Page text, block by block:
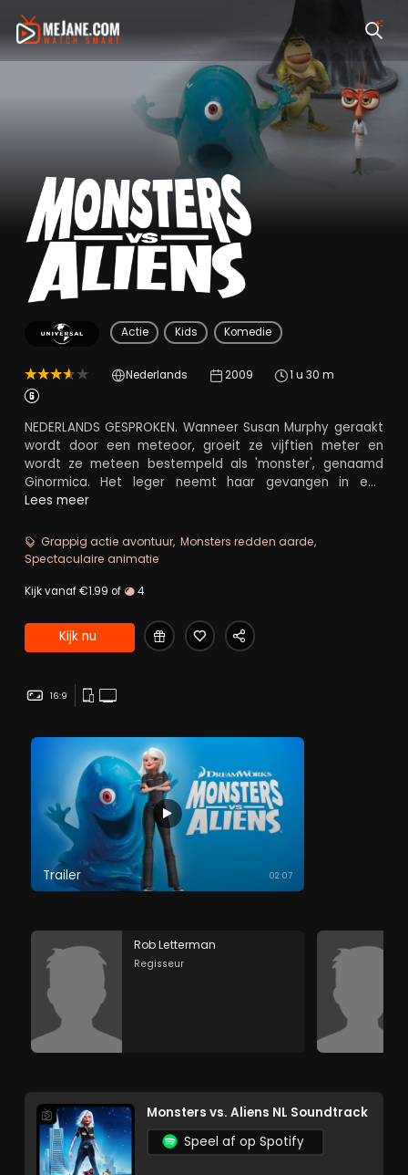
Monsters vs. Aliens
Actie Kids Komedie
Nederlands 2009 1 u 30 m
NEDERLANDS GESPROKEN. Wanneer Susan Murphy geraakt
wordt door een meteoor, groeit ze vijftien meter en
wordt ze meteen bestempeld als 'monster', genaamd
Ginormica. Het leger neemt haar gevangen in een
geheim kamp. Hier blijken door de jaren heen meer
wordt aangevallen door buitenaardse robots worden ze
vrijgelaten, want alle hoop is gevestigd op de monsters
Lees meer
Grappig actie avontuur Monsters redden aarde
Spectaculaire animatie
Kijk vanaf €1.99 of 4
Kijk nu
16:9
Trailer 02:07
Rob Letterman
Regisseur
Monsters vs. Aliens NL Soundtrack
Speel af op Spotify